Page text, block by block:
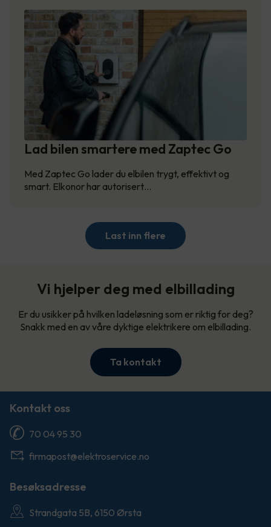
Lad bilen smartere med Zaptec Go
Med Zaptec Go lader du elbilen trygt, effektivt og
smart. Elkonor har autorisert…
Last inn flere
Vi hjelper deg med elbillading
Er du usikker på hvilken ladeløsning som er riktig for deg?
Snakk med en av våre dyktige elektrikere om elbillading.
Ta kontakt
Kontakt oss
70 04 95 30
firmapost@elektroservice.no
Besøksadresse
Strandgata 5B, 6150 Ørsta